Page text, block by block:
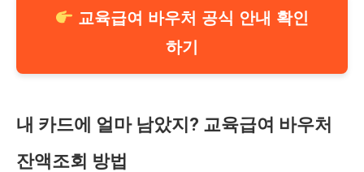
교육급여 바우처 공식 안내 확인
하기
내 카드에 얼마 남았지? 교육급여 바우처
잔액조회 방법